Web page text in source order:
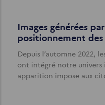
Images générées
positionnement
Depuis l’automne 2022,
ont intégré notre univers
apparition impose aux